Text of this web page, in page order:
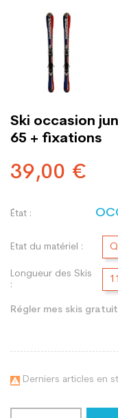
Ski occasion
65 + fixations
39,00 €
État :
Etat du matériel :
Longueur des Skis
:
Régler mes skis
 Derniers articles en